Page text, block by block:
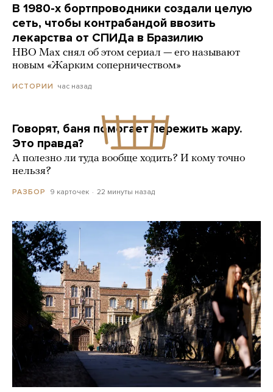
В 1980-х бортпроводники создали целую
сеть, чтобы контрабандой ввозить
лекарства от СПИДа в Бразилию
HBO Max снял об этом сериал — его называют
новым «Жарким соперничеством»
ИСТОРИИ час назад
Говорят, баня помогает пережить жару.
Это правда?
А полезно ли туда вообще ходить? И кому точно
нельзя?
РАЗБОР 9 карточек 22 минуты назад